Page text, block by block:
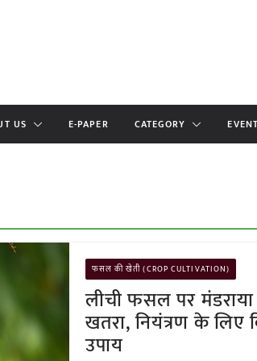
US E-PAPER CATEGORY
फसल की खेती (CROP CULTIVATION)
लीची फसल पर
खतरा, नियंत्रण के
उपाय